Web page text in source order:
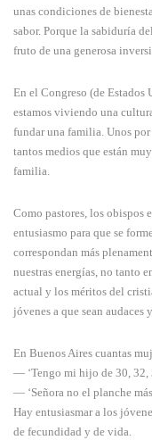
unas condiciones de
sabor. Porque la sabiduría
fruto de una generosa
En el Congreso (de Estados
estamos viviendo una
fundar una familia. Unos
tantos medios que están
familia.
Como pastores, los obispos
entusiasmo para que se
correspondan más
nuestras energías, no tanto
actual y los méritos del
jóvenes a que sean
En Buenos Aires cuantas
— ‘Tengo mi hijo de 30, 32,
— ‘Señora no el planche
Hay entusiasmar a los
de fecundidad y de vida.